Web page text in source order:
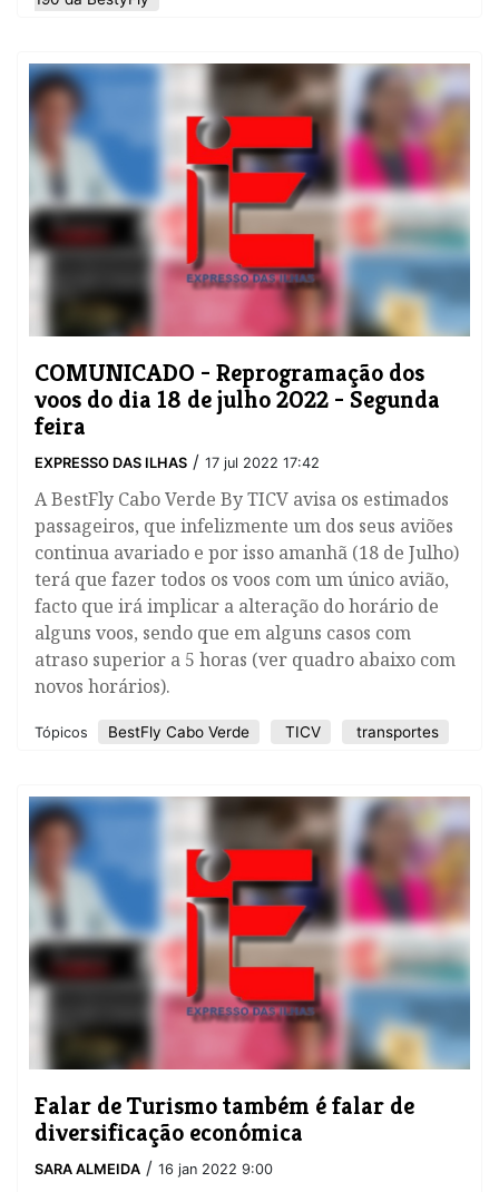
​COMUNICADO - Reprogramação dos
voos do dia 18 de julho 2022 - Segunda
feira
EXPRESSO DAS ILHAS / 17 jul 2022 17:42
A BestFly Cabo Verde By TICV avisa os estimados
passageiros, que infelizmente um dos seus aviões
continua avariado e por isso amanhã (18 de Julho)
terá que fazer todos os voos com um único avião,
facto que irá implicar a alteração do horário de
alguns voos, sendo que em alguns casos com
atraso superior a 5 horas (ver quadro abaixo com
novos horários).
Tópicos BestFly Cabo Verde TICV transportes
Falar de Turismo também é falar de
diversificação económica
SARA ALMEIDA / 16 jan 2022 9:00